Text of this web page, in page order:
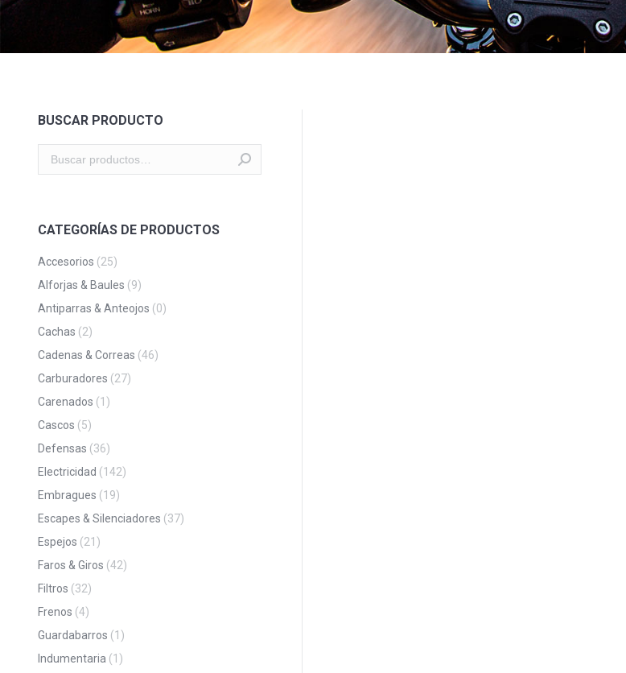
BUSCAR PRODUCTO
CATEGORÍAS DE PRODUCTOS
Accesorios (25)
Alforjas & Baules (9)
Antiparras & Anteojos (0)
Cachas (2)
Cadenas & Correas (46)
Carburadores (27)
Carenados (1)
Cascos (5)
Defensas (36)
Electricidad (142)
Embragues (19)
Escapes & Silenciadores (37)
Espejos (21)
Faros & Giros (42)
Filtros (32)
Frenos (4)
Guardabarros (1)
Indumentaria (1)